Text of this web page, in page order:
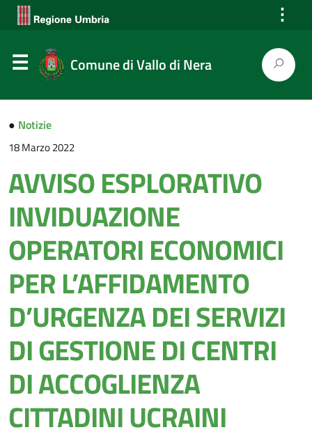
⋮
Comune di Vallo di Nera
● Notizie
18 Marzo 2022
AVVISO ESPLORATIVO
INVIDUAZIONE
OPERATORI ECONOMICI
PER L’AFFIDAMENTO
D’URGENZA DEI SERVIZI
DI GESTIONE DI CENTRI
DI ACCOGLIENZA
CITTADINI UCRAINI